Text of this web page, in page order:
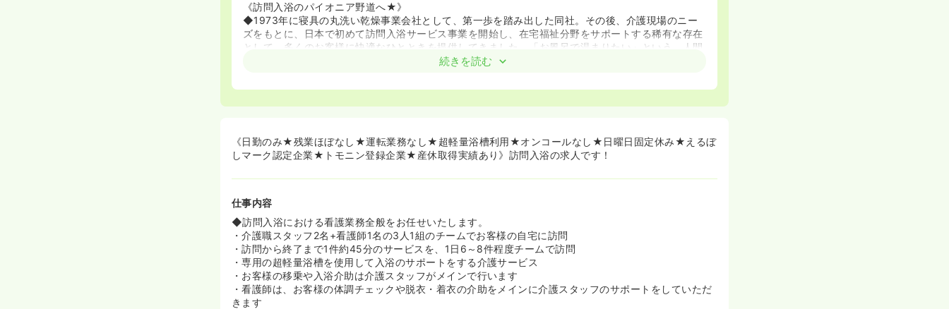
《訪問入浴のパイオニア野道へ★》
◆1973年に寝具の丸洗い乾燥事業会社として、第一歩を踏み出した同社。その後、介護現場のニー
ズをもとに、日本で初めて訪問入浴サービス事業を開始し、在宅福祉分野をサポートする稀有な存在
として、多くのお客様に快適なひとときを提供してきました。「お風呂で温まりたい」という、人間
としての普遍的な願いを40年近くにわたり叶え続け、現在までにたくさんの笑顔の花を咲かせてい
◆訪問入浴のパイオニアとして、アサヒサンクリーンが将来に向けて目指すべき道は、スタッフ一人
員で介護分野の「オンリーワン」を目指していきます！
◆してあげたい”から“使っていただく”へ：必要なサービスを、必要な時に、必要なだけ提供する。そ
るため社員ひとりひとりがつねに創意工夫を重ね、お客様によろこばれ選ばれる介護サービスの提供
を日々追求しています！
◆サービスの質は社員の質で決まる：そんな決意のもと、徹底した社員教育に努めています。より良
いサービス提供の追求のため、専門的な介護知識、介護技術、接遇マナーについても徹底した社員教
育を施してまいりました。また、社内情報共有システムを導入し、より確実で迅速な対応を可能にす
るなど、きめの細かいサービスの実現のため、ソフト、ハード両面での努力を続けています！
◆潜在的ニーズの把握：「お風呂で温まりたい」そんな高齢者の方々の希望を具現化し、昭和52
年、訪問入浴サービスを日本で最初に事業化。さらに、訪問介護、訪問理髪、移送サービス、施設サ
続きを読む
《日勤のみ★残業ほぼなし★運転業務なし★超軽量浴槽利用★オンコールなし★日曜日固定休み★えるぼ
しマーク認定企業★トモニン登録企業★産休取得実績あり》訪問入浴の求人です！
仕事内容
◆訪問入浴における看護業務全般をお任せいたします。
・介護職スタッフ2名+看護師1名の3人1組のチームでお客様の自宅に訪問
・訪問から終了まで1件約45分のサービスを、1日6～8件程度チームで訪問
・専用の超軽量浴槽を使用して入浴のサポートをする介護サービス
・お客様の移乗や入浴介助は介護スタッフがメインで行います
・看護師は、お客様の体調チェックや脱衣・着衣の介助をメインに介護スタッフのサポートをしていただ
きます